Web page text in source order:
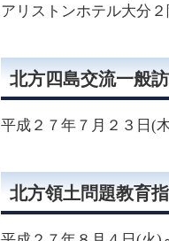
アリストンホテル大分
北方四島交流一般
平成２７年７月２３日(
北方領土問題教育